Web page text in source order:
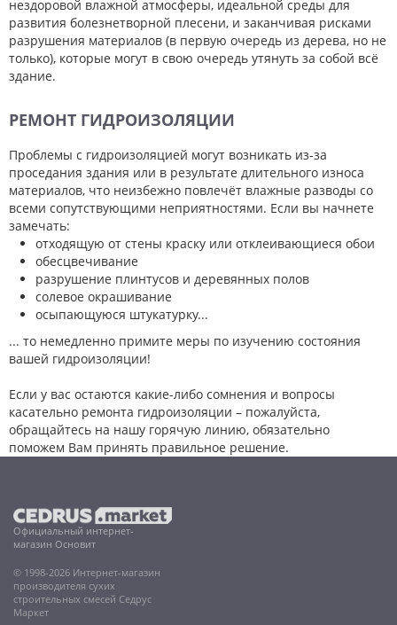
нездоровой влажной атмосферы, идеальной среды для
развития болезнетворной плесени, и заканчивая рисками
разрушения материалов (в первую очередь из дерева, но не
только), которые могут в свою очередь утянуть за собой всё
здание.
РЕМОНТ ГИДРОИЗОЛЯЦИИ
Проблемы с гидроизоляцией могут возникать из-за
проседания здания или в результате длительного износа
материалов, что неизбежно повлечёт влажные разводы со
всеми сопутствующими неприятностями. Если вы начнете
замечать:
отходящую от стены краску или отклеивающиеся обои
обесцвечивание
разрушение плинтусов и деревянных полов
солевое окрашивание
осыпающуюся штукатурку...
... то немедленно примите меры по изучению состояния
вашей гидроизоляции!
Если у вас остаются какие-либо сомнения и вопросы
касательно ремонта гидроизоляции – пожалуйста,
обращайтесь на нашу горячую линию, обязательно
поможем Вам принять правильное решение.
Официальный интернет-
магазин Основит
© 1998-2026 Интернет-магазин
производителя сухих
строительных смесей Седрус
Маркет